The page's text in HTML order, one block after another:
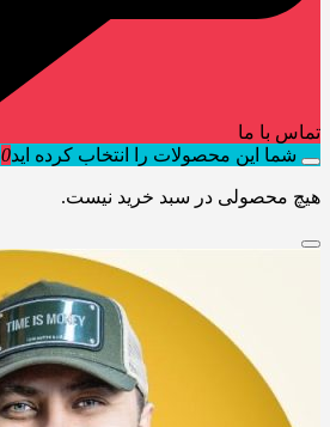
تماس با ما
شما این محصولات را انتخاب کرده اید0
هیچ محصولی در سبد خرید نیست.